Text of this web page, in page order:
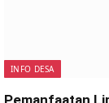
INFO DESA
Pemanfaatan